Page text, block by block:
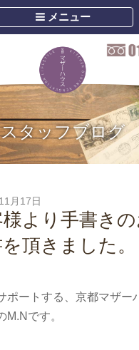
メニュー
スタッフブログ
月17日
様より手書き
頂きました。
ポートする、京都マザー
M.Nです。